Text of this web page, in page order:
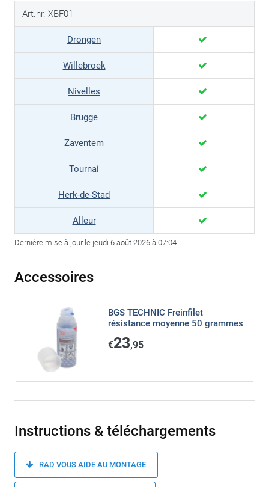
Art.nr. XBF01
Drongen
Willebroek
Nivelles
Brugge
Zaventem
Tournai
Herk-de-Stad
Alleur
Dernière mise à jour le jeudi 6 août 2026 à 07:04
Accessoires
BGS TECHNIC Freinfilet
résistance moyenne 50 grammes
€23,95
Instructions & téléchargements
RAD VOUS AIDE AU MONTAGE